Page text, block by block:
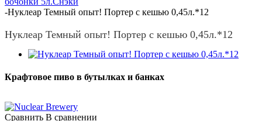
-Нуклеар Темный опыт! Портер с кешью 0,45л.*12
Нуклеар Темный опыт! Портер с кешью 0,45л.*12
Крафтовое пиво в бутылках и банках
Сравнить В сравнении